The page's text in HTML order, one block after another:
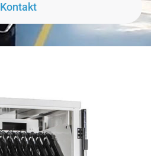
Kontakt